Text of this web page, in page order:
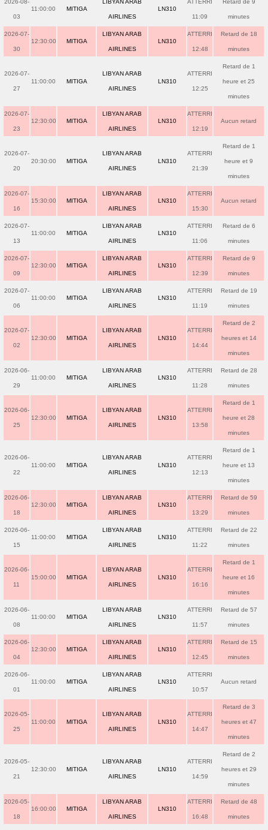
2026-08-
03
11:00:00 MITIGA
LIBYAN ARAB
AIRLINES
LN310
ATTERRI
11:09
Retard de 9
minutes
2026-07-
30
12:30:00 MITIGA
LIBYAN ARAB
AIRLINES
LN310
ATTERRI
12:48
Retard de 18
minutes
2026-07-
27
11:00:00 MITIGA
LIBYAN ARAB
AIRLINES
LN310
ATTERRI
12:25
Retard de 1
heure et 25
minutes
2026-07-
23
12:30:00 MITIGA
LIBYAN ARAB
AIRLINES
LN310
ATTERRI
12:19
Aucun retard
2026-07-
20
20:30:00 MITIGA
LIBYAN ARAB
AIRLINES
LN310
ATTERRI
21:39
Retard de 1
heure et 9
minutes
2026-07-
16
15:30:00 MITIGA
LIBYAN ARAB
AIRLINES
LN310
ATTERRI
15:30
Aucun retard
2026-07-
13
11:00:00 MITIGA
LIBYAN ARAB
AIRLINES
LN310
ATTERRI
11:06
Retard de 6
minutes
2026-07-
09
12:30:00 MITIGA
LIBYAN ARAB
AIRLINES
LN310
ATTERRI
12:39
Retard de 9
minutes
2026-07-
06
11:00:00 MITIGA
LIBYAN ARAB
AIRLINES
LN310
ATTERRI
11:19
Retard de 19
minutes
2026-07-
02
12:30:00 MITIGA
LIBYAN ARAB
AIRLINES
LN310
ATTERRI
14:44
Retard de 2
heures et 14
minutes
2026-06-
29
11:00:00 MITIGA
LIBYAN ARAB
AIRLINES
LN310
ATTERRI
11:28
Retard de 28
minutes
2026-06-
25
12:30:00 MITIGA
LIBYAN ARAB
AIRLINES
LN310
ATTERRI
13:58
Retard de 1
heure et 28
minutes
2026-06-
22
11:00:00 MITIGA
LIBYAN ARAB
AIRLINES
LN310
ATTERRI
12:13
Retard de 1
heure et 13
minutes
2026-06-
18
12:30:00 MITIGA
LIBYAN ARAB
AIRLINES
LN310
ATTERRI
13:29
Retard de 59
minutes
2026-06-
15
11:00:00 MITIGA
LIBYAN ARAB
AIRLINES
LN310
ATTERRI
11:22
Retard de 22
minutes
2026-06-
11
15:00:00 MITIGA
LIBYAN ARAB
AIRLINES
LN310
ATTERRI
16:16
Retard de 1
heure et 16
minutes
2026-06-
08
11:00:00 MITIGA
LIBYAN ARAB
AIRLINES
LN310
ATTERRI
11:57
Retard de 57
minutes
2026-06-
04
12:30:00 MITIGA
LIBYAN ARAB
AIRLINES
LN310
ATTERRI
12:45
Retard de 15
minutes
2026-06-
01
11:00:00 MITIGA
LIBYAN ARAB
AIRLINES
LN310
ATTERRI
10:57
Aucun retard
2026-05-
25
11:00:00 MITIGA
LIBYAN ARAB
AIRLINES
LN310
ATTERRI
14:47
Retard de 3
heures et 47
minutes
2026-05-
21
12:30:00 MITIGA
LIBYAN ARAB
AIRLINES
LN310
ATTERRI
14:59
Retard de 2
heures et 29
minutes
2026-05-
18
16:00:00 MITIGA
LIBYAN ARAB
AIRLINES
LN310
ATTERRI
16:48
Retard de 48
minutes